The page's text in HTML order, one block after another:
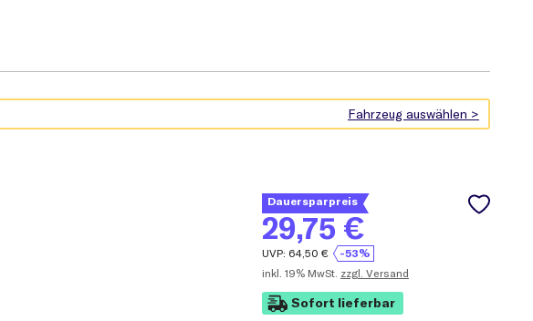
Dauersparpreis
29,75 €
UVP: 64,50 €
-53%
inkl. 19% MwSt. zzgl. Versand
Sofort lieferbar